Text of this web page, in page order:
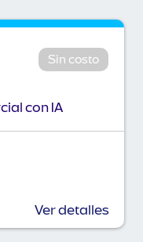
Sin costo
con IA
Ver detalles